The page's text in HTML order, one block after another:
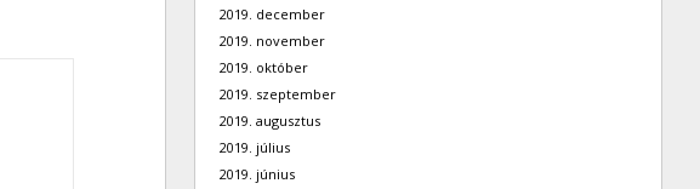
2019. december
2019. november
2019. október
2019. szeptember
2019. augusztus
2019. július
2019. június